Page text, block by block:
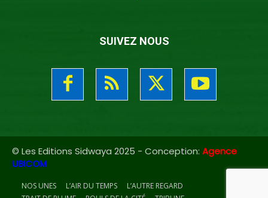
SUIVEZ NOUS
© Les Editions Sidwaya 2025 - Conception: Agence
UBICOM
NOS UNES L’AIR DU TEMPS
L’AUTRE REGARD